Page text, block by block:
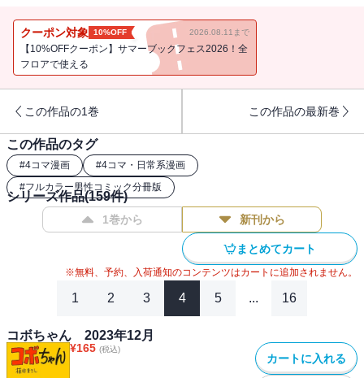
クーポン対象 10%OFF 2026.08.11まで
【10%OFFクーポン】サマーブックフェス2026！全
フロアで使える
この作品の1巻 この作品の最新巻
この作品のタグ
#4コマ漫画 #4コマ・日常系漫画
#フルカラー男性コミック分冊版
シリーズ作品(159件)
1巻から 新刊から
まとめてカート
※無料、予約、入荷通知のコンテンツはカートに追加されません。
1 2 3 4 5 ... 16
コボちゃん 2023年12月
¥165 (税込)
カートに入れる